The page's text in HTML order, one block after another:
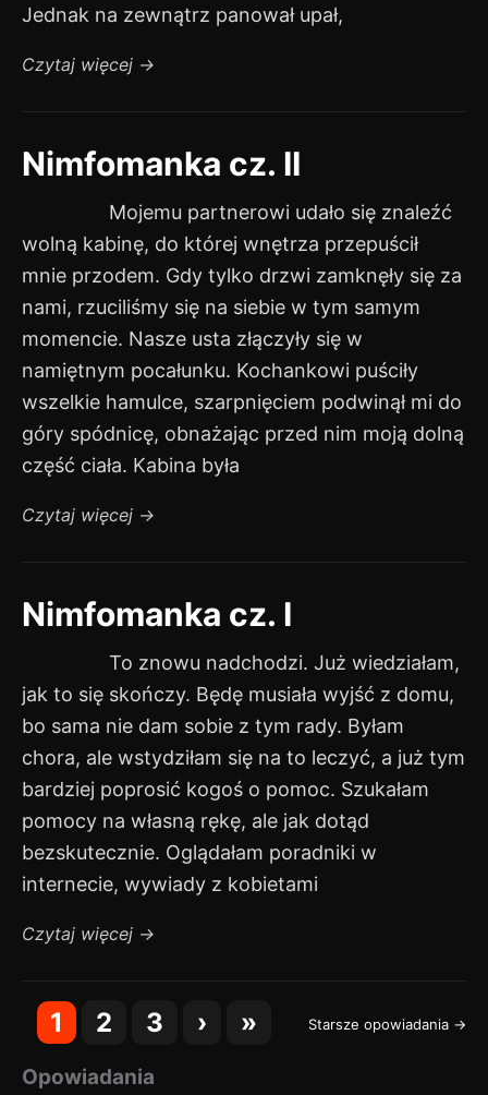
Jednak na zewnątrz panował upał,
Czytaj więcej →
Nimfomanka cz. II
Mojemu partnerowi udało się znaleźć
wolną kabinę, do której wnętrza przepuścił
mnie przodem. Gdy tylko drzwi zamknęły się za
nami, rzuciliśmy się na siebie w tym samym
momencie. Nasze usta złączyły się w
namiętnym pocałunku. Kochankowi puściły
wszelkie hamulce, szarpnięciem podwinął mi do
góry spódnicę, obnażając przed nim moją dolną
część ciała. Kabina była
Czytaj więcej →
Nimfomanka cz. I
To znowu nadchodzi. Już wiedziałam,
jak to się skończy. Będę musiała wyjść z domu,
bo sama nie dam sobie z tym rady. Byłam
chora, ale wstydziłam się na to leczyć, a już tym
bardziej poprosić kogoś o pomoc. Szukałam
pomocy na własną rękę, ale jak dotąd
bezskutecznie. Oglądałam poradniki w
internecie, wywiady z kobietami
Czytaj więcej →
1 2 3 › » Starsze opowiadania →
Opowiadania